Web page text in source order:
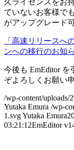
ていないお客様で
がアップグレード
「高速リリースへ
ンへの移行のお知ら
今後も EmEditor
ぞよろしくお願い
/wp-content/uploads/
Yutaka Emura /wp-
1.svgYutaka Emura
03:21:12EmEditor